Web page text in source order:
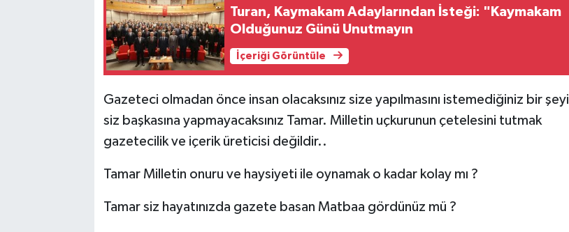
Turan, Kaymakam Adaylarından İsteği: "Kaymakam
Olduğunuz Günü Unutmayın
İçeriği Görüntüle
Gazeteci olmadan önce insan olacaksınız size yapılmasını istemediğiniz bir şeyi
siz başkasına yapmayacaksınız Tamar. Milletin uçkurunun çetelesini tutmak
gazetecilik ve içerik üreticisi değildir..
Tamar Milletin onuru ve haysiyeti ile oynamak o kadar kolay mı ?
Tamar siz hayatınızda gazete basan Matbaa gördünüz mü ?